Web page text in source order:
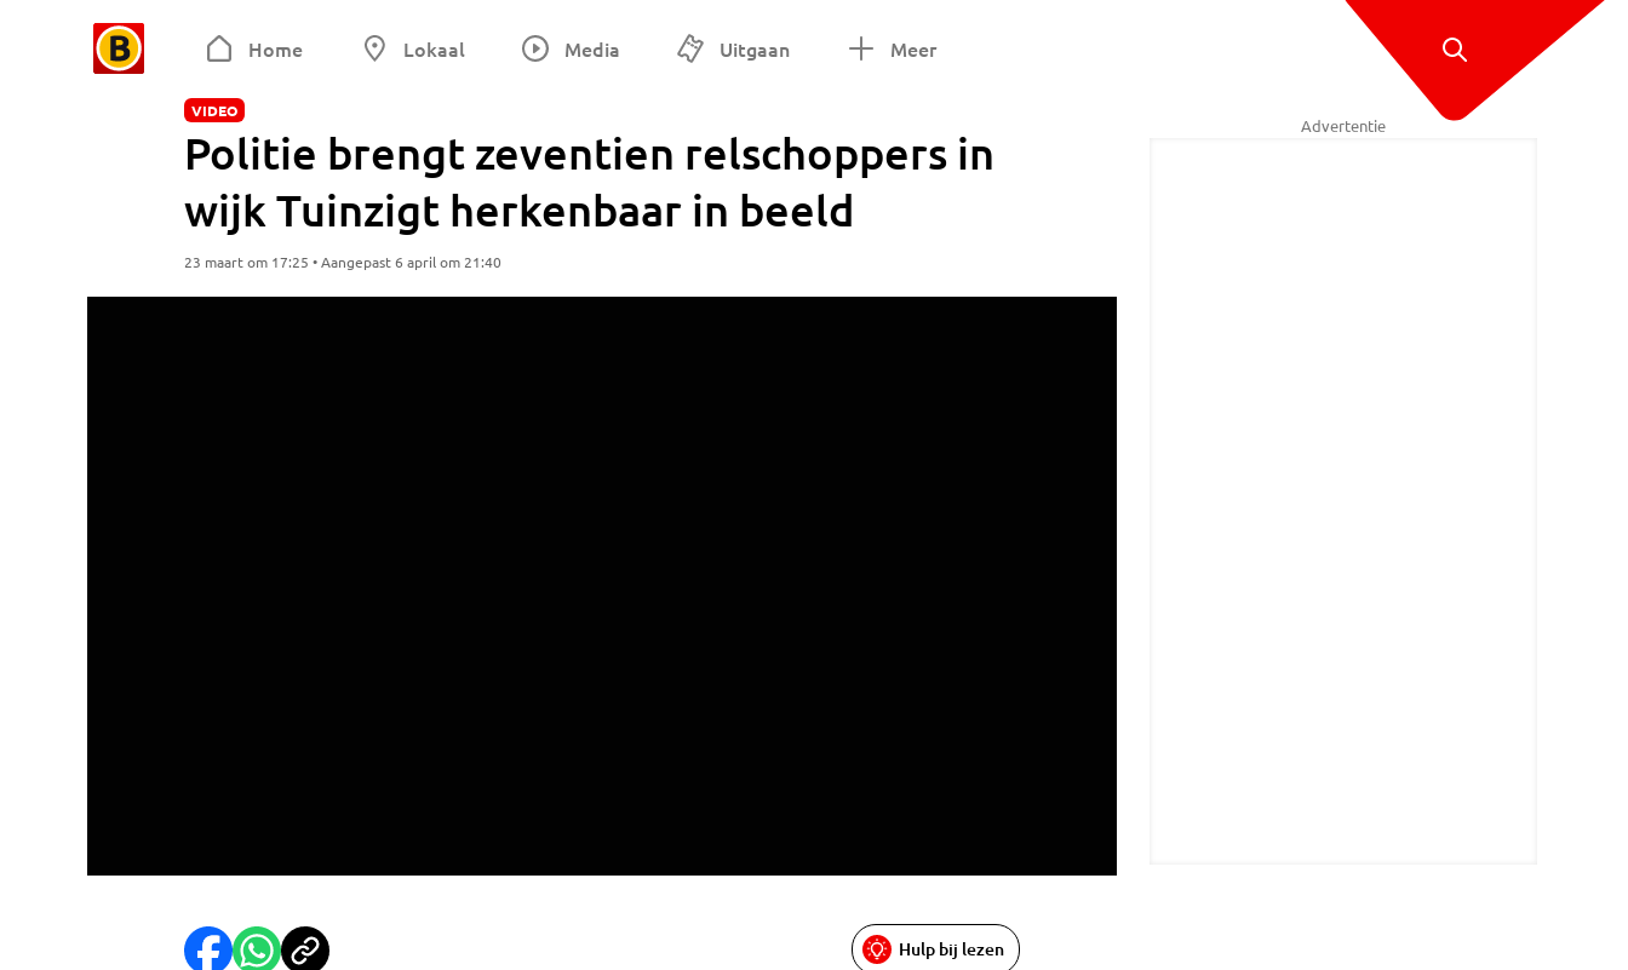
Home Lokaal Media Uitgaan Meer
VIDEO
Politie brengt zeventien relschoppers in
wijk Tuinzigt herkenbaar in beeld
23 maart om 17:25 • Aangepast 6 april om 21:40
Hulp bij lezen
Advertentie